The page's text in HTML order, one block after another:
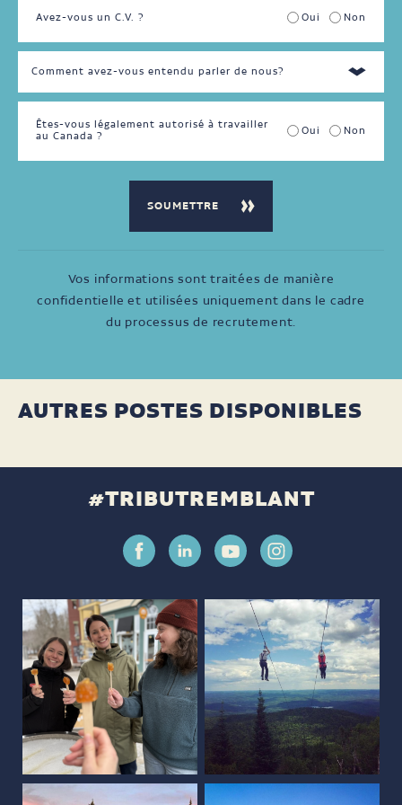
Avez-vous un C.V. ? Oui Non
Êtes-vous légalement autorisé à travailler
au Canada ?
Oui Non
Vos informations sont traitées de manière
confidentielle et utilisées uniquement dans le cadre
du processus de recrutement.
AUTRES POSTES DISPONIBLES
#TRIBUTREMBLANT